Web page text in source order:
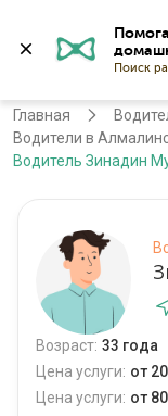
Главная
Водители в
Водитель Зинадин
Возраст: 33 года
Цена услуги: от
Цена услуги: от